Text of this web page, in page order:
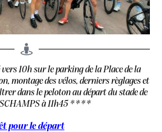
10h sur le parking de la Place de la
montage des vélos, derniers règlages et
dans le peloton au départ du stade de
à 11h45 ****
pour le départ